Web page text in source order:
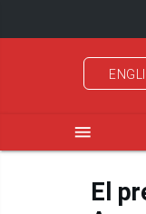
menu
El